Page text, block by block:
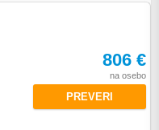
806 €
na osebo
PREVERI